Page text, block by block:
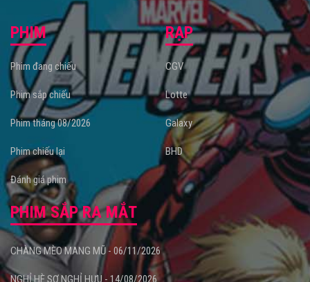
PHIM
Phim đang chiếu
Phim sắp chiếu
Phim tháng 08/2026
Phim chiếu lại
Đánh giá phim
RẠP
CGV
Lotte
Galaxy
BHD
PHIM SẮP RA MẮT
CHÀNG MÈO MANG MŨ - 06/11/2026
NGHỈ HÈ SỢ NGHỈ HƯU - 14/08/2026